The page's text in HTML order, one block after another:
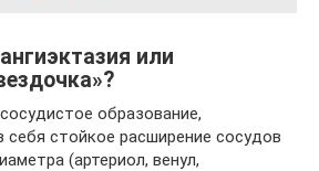
или
образование,
стойкое расширение сосудов
(артериол, венул,